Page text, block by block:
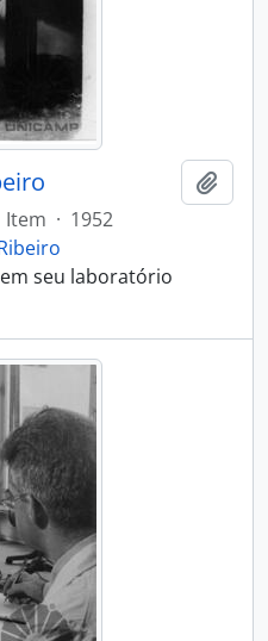
Item · 1952
seu laboratório